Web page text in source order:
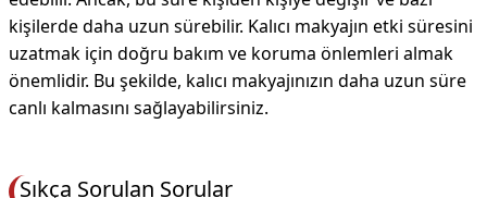
kişilerde daha uzun sürebilir. Kalıcı makyajın etki süresini
uzatmak için doğru bakım ve koruma önlemleri almak
önemlidir. Bu şekilde, kalıcı makyajınızın daha uzun süre
canlı kalmasını sağlayabilirsiniz.
Sıkça Sorulan Sorular